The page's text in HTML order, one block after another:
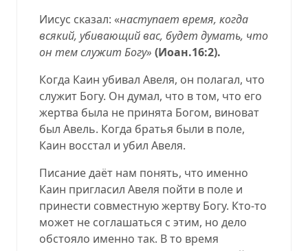
Иисус сказал: «наступает время, когда
всякий, убивающий вас, будет думать, что
он тем служит Богу» (Иоан.16:2).
Когда Каин убивал Авеля, он полагал, что
служит Богу. Он думал, что в том, что его
жертва была не принята Богом, виноват
был Авель. Когда братья были в поле,
Каин восстал и убил Авеля.
Писание даёт нам понять, что именно
Каин пригласил Авеля пойти в поле и
принести совместную жертву Богу. Кто-то
может не соглашаться с этим, но дело
обстояло именно так. В то время